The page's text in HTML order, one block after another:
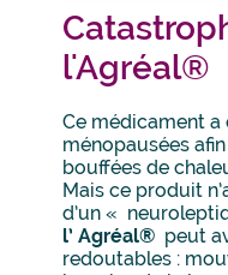
l'Agréal®
Ce médicament
ménopausées
bouffées de
Mais ce produit
d’un «
l’ Agréal®peut
redoutables :